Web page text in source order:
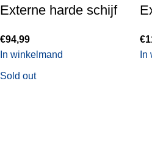
Externe harde schijf
€94,99
In winkelmand
€
Sold out